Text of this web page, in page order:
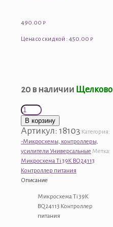
490.00 ₽
Цена со скидкой : 450.00 ₽
20 в наличии Щелково
Количество
товара
Микросхема
Ti
BQ24113
Контроллер
питания
В корзину
Артикул: 18103 Категория:
-Микросхемы, контроллеры,
усилители Универсальные Метка:
Микросхема Ti 39K BQ24113
Контроллер питания
Описание
Микросхема Ti 39K
BQ24113 Контроллер
питания